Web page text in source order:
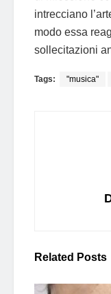
intrecciano
modo essa
sollecitazioni
Tags: "musica"
Related Posts